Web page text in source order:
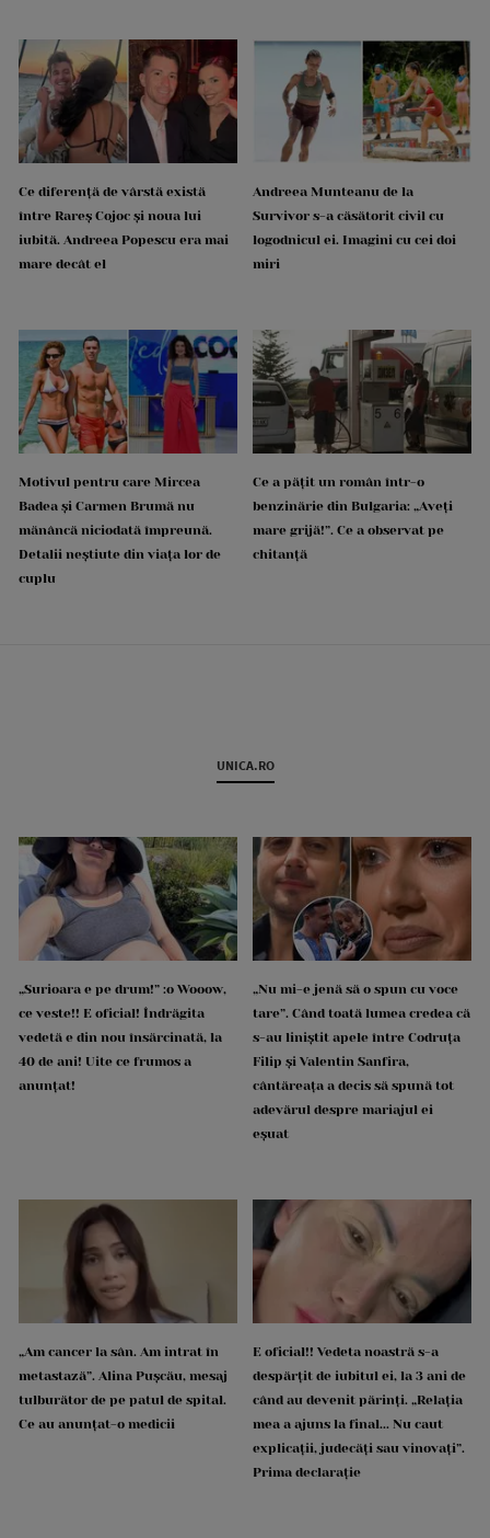
Ce diferență de vârstă există
între Rareș Cojoc și noua lui
iubită. Andreea Popescu era mai
mare decât el
Andreea Munteanu de la
Survivor s-a căsătorit civil cu
logodnicul ei. Imagini cu cei doi
miri
Motivul pentru care Mircea
Badea și Carmen Brumă nu
mănâncă niciodată împreună.
Detalii neștiute din viața lor de
cuplu
Ce a pățit un român într-o
benzinărie din Bulgaria: „Aveți
mare grijă!”. Ce a observat pe
chitanță
UNICA.RO
„Surioara e pe drum!” :o Wooow,
ce veste!! E oficial! Îndrăgita
vedetă e din nou însărcinată, la
40 de ani! Uite ce frumos a
anunțat!
„Nu mi-e jenă să o spun cu voce
tare”. Când toată lumea credea că
s-au liniștit apele între Codruța
Filip și Valentin Sanfira,
cântăreața a decis să spună tot
adevărul despre mariajul ei
eșuat
„Am cancer la sân. Am intrat în
metastază”. Alina Pușcău, mesaj
tulburător de pe patul de spital.
Ce au anunțat-o medicii
E oficial!! Vedeta noastră s-a
despărțit de iubitul ei, la 3 ani de
când au devenit părinți. „Relația
mea a ajuns la final... Nu caut
explicații, judecăți sau vinovați”.
Prima declarație